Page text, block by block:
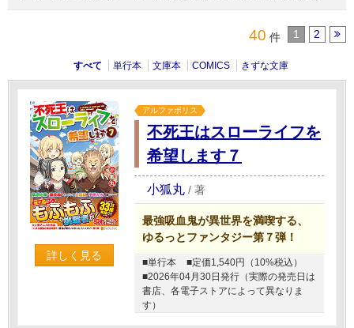
40 件 1 2
すべて 単行本 文庫本 COMICS きずな文庫
詳しく見る
アルファポリス
不死王はスローライフを
希望します７
小狐丸 / 著
最強吸血鬼が異世界を満喫する、
ゆるっとファンタジー第７弾！
■単行本
■定価1,540円（10%税込）
■2026年04月30日発行（実際の発売日は
書店、各電子ストアによって異なりま
す）